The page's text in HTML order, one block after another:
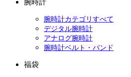
腕時計
腕時計カテゴリすべて
デジタル腕時計
アナログ腕時計
腕時計ベルト・バンド
福袋